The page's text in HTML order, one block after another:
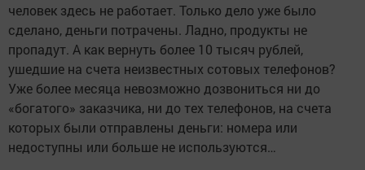
человек здесь не работает. Только дело уже было
сделано, деньги потрачены. Ладно, продукты не
пропадут. А как вернуть более 10 тысяч рублей,
ушедшие на счета неизвестных сотовых телефонов?
Уже более месяца невозможно дозвониться ни до
«богатого» заказчика, ни до тех телефонов, на счета
которых были отправлены деньги: номера или
недоступны или больше не используются…